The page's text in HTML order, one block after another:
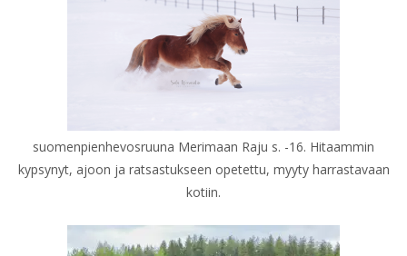
suomenpienhevosruuna Merimaan Raju s. -16. Hitaammin
kypsynyt, ajoon ja ratsastukseen opetettu, myyty harrastavaan
kotiin.